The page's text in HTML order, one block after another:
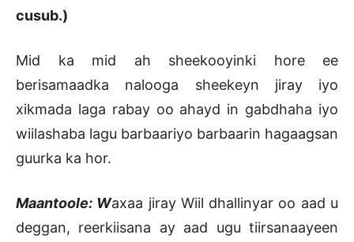
cusub.)
Mid ka mid ah sheekooyinki hore ee
berisamaadka nalooga sheekeyn jiray iyo
xikmada laga rabay oo ahayd in gabdhaha iyo
wiilashaba lagu barbaariyo barbaarin hagaagsan
guurka ka hor.
Maantoole: Waxaa jiray Wiil dhallinyar oo aad u
deggan, reerkiisana ay aad ugu tiirsanaayeen